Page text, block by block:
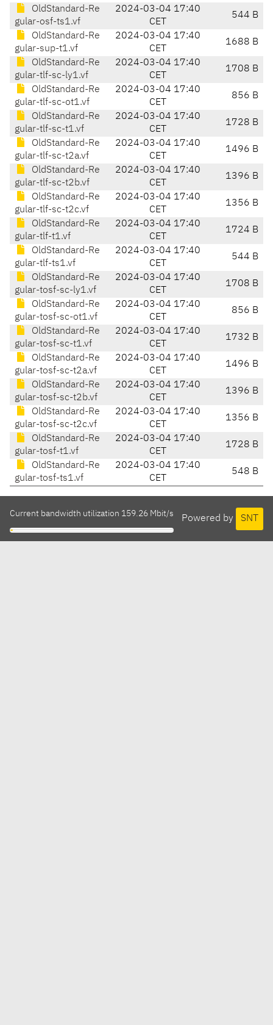
OldStandard-Re
gular-osf-ts1.vf
2024-03-04 17:40
CET
544 B
OldStandard-Re
gular-sup-t1.vf
2024-03-04 17:40
CET
1688 B
OldStandard-Re
gular-tlf-sc-ly1.vf
2024-03-04 17:40
CET
1708 B
OldStandard-Re
gular-tlf-sc-ot1.vf
2024-03-04 17:40
CET
856 B
OldStandard-Re
gular-tlf-sc-t1.vf
2024-03-04 17:40
CET
1728 B
OldStandard-Re
gular-tlf-sc-t2a.vf
2024-03-04 17:40
CET
1496 B
OldStandard-Re
gular-tlf-sc-t2b.vf
2024-03-04 17:40
CET
1396 B
OldStandard-Re
gular-tlf-sc-t2c.vf
2024-03-04 17:40
CET
1356 B
OldStandard-Re
gular-tlf-t1.vf
2024-03-04 17:40
CET
1724 B
OldStandard-Re
gular-tlf-ts1.vf
2024-03-04 17:40
CET
544 B
OldStandard-Re
gular-tosf-sc-ly1.vf
2024-03-04 17:40
CET
1708 B
OldStandard-Re
gular-tosf-sc-ot1.vf
2024-03-04 17:40
CET
856 B
OldStandard-Re
gular-tosf-sc-t1.vf
2024-03-04 17:40
CET
1732 B
OldStandard-Re
gular-tosf-sc-t2a.vf
2024-03-04 17:40
CET
1496 B
OldStandard-Re
gular-tosf-sc-t2b.vf
2024-03-04 17:40
CET
1396 B
OldStandard-Re
gular-tosf-sc-t2c.vf
2024-03-04 17:40
CET
1356 B
OldStandard-Re
gular-tosf-t1.vf
2024-03-04 17:40
CET
1728 B
OldStandard-Re
gular-tosf-ts1.vf
2024-03-04 17:40
CET
548 B
Powered by SNT
Current bandwidth utilization 159.26 Mbit/s